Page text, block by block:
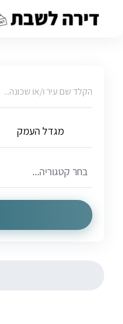
בחר קטגוריה...